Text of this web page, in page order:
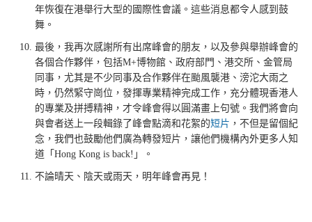
年恢復在港舉行大型的國際性會議。這些消息都令人感到鼓
舞。
最後，我再次感謝所有出席峰會的朋友，以及參與舉辦峰會的
各個合作夥伴，包括M+博物館、政府部門、港交所、金管局
同事，尤其是不少同事及合作夥伴在颱風襲港、滂沱大雨之
時，仍然緊守崗位，發揮專業精神完成工作，充分體現香港人
的專業及拼搏精神，才令峰會得以圓滿畫上句號。我們將會向
與會者送上一段輯錄了峰會點滴和花絮的短片 ，不但是留個紀
念，我們也鼓勵他們廣為轉發短片，讓他們機構內外更多人知
道「Hong Kong is back!」。
不論晴天、陰天或雨天，明年峰會再見！